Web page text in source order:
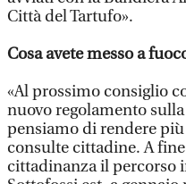
Città del Tartufo».
Cosa avete messo a
«Al prossimo consiglio
nuovo regolamento
pensiamo di rendere
consulte cittadine. A
cittadinanza il percorso